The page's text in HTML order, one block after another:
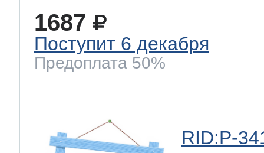
1687
Поступит 6 декабря
Предоплата 50%
RID:P-